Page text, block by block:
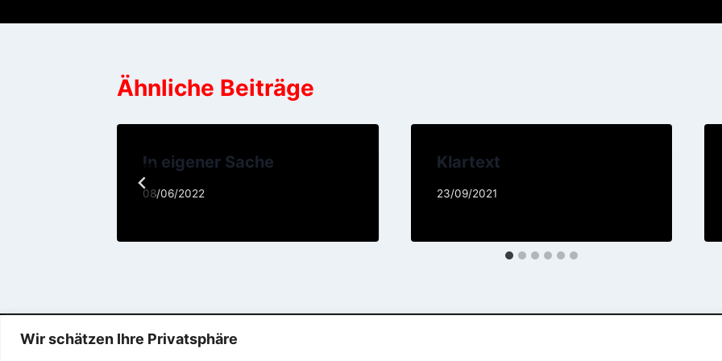
Wir schätzen Ihre Privatsphäre
Ähnliche Beiträge
In eigener Sache
08/06/2022
Klartext
23/09/2021